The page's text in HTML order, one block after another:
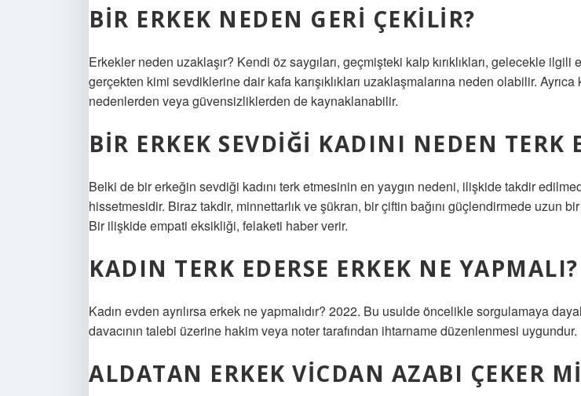
BIR ERKEK NEDEN GERI ÇEKILIR?
Erkekler neden uzaklaşır? Kendi öz saygıları, geçmişteki kalp kırıklıkları, gelecekle ilgili
gerçekten kimi sevdiklerine dair kafa karışıklıkları uzaklaşmalarına neden olabilir. Ayrıca
nedenlerden veya güvensizliklerden de kaynaklanabilir.
BIR ERKEK SEVDIĞI KADINI NEDEN TERK
Belki de bir erkeğin sevdiği kadını terk etmesinin en yaygın nedeni, ilişkide takdir
hissetmesidir. Biraz takdir, minnettarlık ve şükran, bir çiftin bağını güçlendirmede uzun
Bir ilişkide empati eksikliği, felaketi haber verir.
KADIN TERK EDERSE ERKEK NE YAPMALI?
Kadın evden ayrılırsa erkek ne yapmalıdır? 2022. Bu usulde öncelikle sorgulamaya
davacının talebi üzerine hakim veya noter tarafından ihtarname düzenlenmesi uygundur.
ALDATAN ERKEK VICDAN AZABI ÇEKER